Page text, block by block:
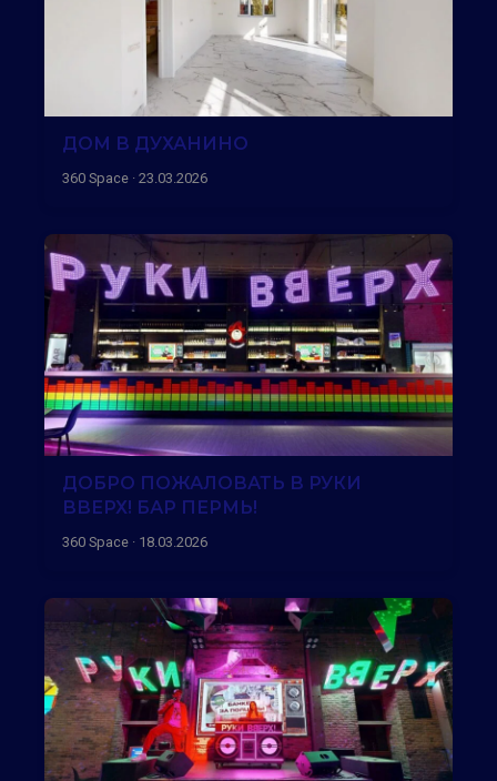
ДОМ В ДУХАНИНО
360 Space · 23.03.2026
ДОБРО ПОЖАЛОВАТЬ В РУКИ
ВВЕРХ! БАР ПЕРМЬ!
360 Space · 18.03.2026